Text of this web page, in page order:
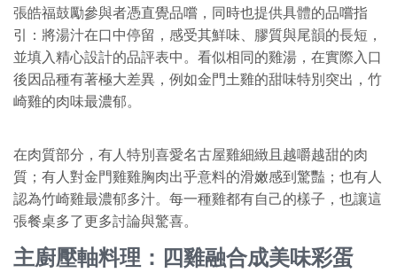
張皓福鼓勵參與者憑直覺品嚐，同時也提供具體的品嚐指
引：將湯汁在口中停留，感受其鮮味、膠質與尾韻的長短，
並填入精心設計的品評表中。看似相同的雞湯，在實際入口
後因品種有著極大差異，例如金門土雞的甜味特別突出，竹
崎雞的肉味最濃郁。
在肉質部分，有人特別喜愛名古屋雞細緻且越嚼越甜的肉
質；有人對金門雞雞胸肉出乎意料的滑嫩感到驚豔；也有人
認為竹崎雞最濃郁多汁。每一種雞都有自己的樣子，也讓這
張餐桌多了更多討論與驚喜。
主廚壓軸料理：四雞融合成美味彩蛋